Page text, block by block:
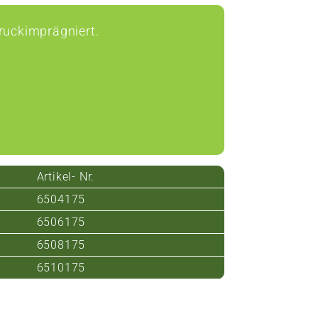
Artikel- Nr.
6504175
6506175
6508175
6510175